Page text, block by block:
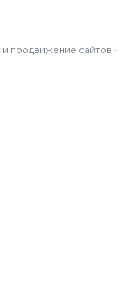
продвижение сайтов